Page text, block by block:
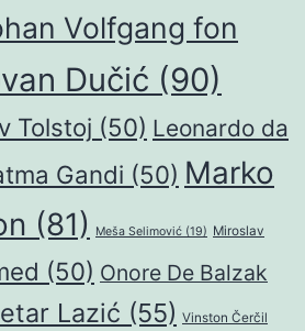
Volfgang fon
Dučić (90)
Tolstoj (50) Leonardo da
Gandi (50) Marko
(81) Meša Selimović (19) Miroslav
(50) Onore De Balzak
Lazić (55) Vinston Čerčil